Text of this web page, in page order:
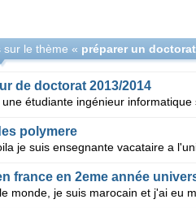
sur le thème «
de doctorat 2013/2014
polymere
france en 2eme année